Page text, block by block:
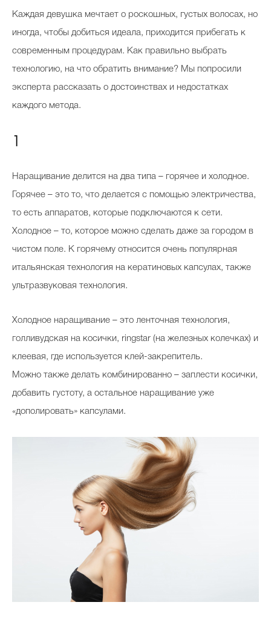
Каждая девушка мечтает о роскошных, густых волосах, но
иногда, чтобы добиться идеала, приходится прибегать к
современным процедурам. Как правильно выбрать
технологию, на что обратить внимание? Мы попросили
эксперта рассказать о достоинствах и недостатках
каждого метода.
Наращивание делится на два типа – горячее и холодное.
Горячее – это то, что делается с помощью электричества,
то есть аппаратов, которые подключаются к сети.
Холодное – то, которое можно сделать даже за городом в
чистом поле. К горячему относится очень популярная
итальянская технология на кератиновых капсулах, также
ультразвуковая технология.
Холодное наращивание – это ленточная технология,
голливудская на косички, ringstar (на железных колечках) и
клеевая, где используется клей-закрепитель.
Можно также делать комбинированно – заплести косички,
добавить густоту, а остальное наращивание уже
«дополировать» капсулами.